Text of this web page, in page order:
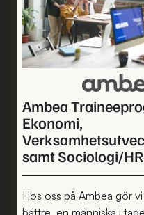
Ambea
Ekonomi,
samt Sociologi/HR
Hos oss på Ambea gör
bättre, en människa i